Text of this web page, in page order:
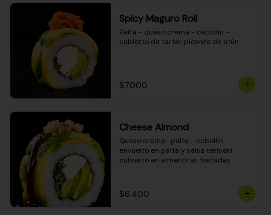
Spicy Maguro Roll
Palta - queso crema - cebollín -
cubierto de tartar picante de atún
$7.000
Cheese Almond
Queso crema- palta - cebollín
envuelto en palta y salsa teriyaki
cubierto en almendras tostadas
$6.400